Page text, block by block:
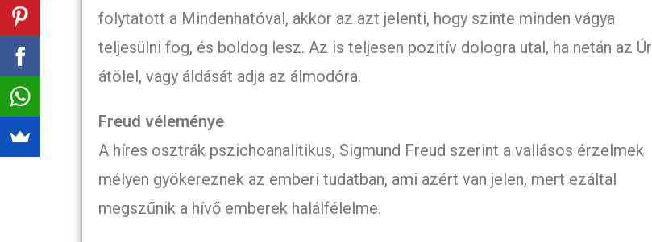
folytatott a Mindenhatóval, akkor az azt jelenti, hogy szinte minden vágya
teljesülni fog, és boldog lesz. Az is teljesen pozitív dologra utal, ha netán az Úr
átölel, vagy áldását adja az álmodóra.
Freud véleménye
A híres osztrák pszichoanalitikus, Sigmund Freud szerint a vallásos érzelmek
mélyen gyökereznek az emberi tudatban, ami azért van jelen, mert ezáltal
megszűnik a hívő emberek halálfélelme.